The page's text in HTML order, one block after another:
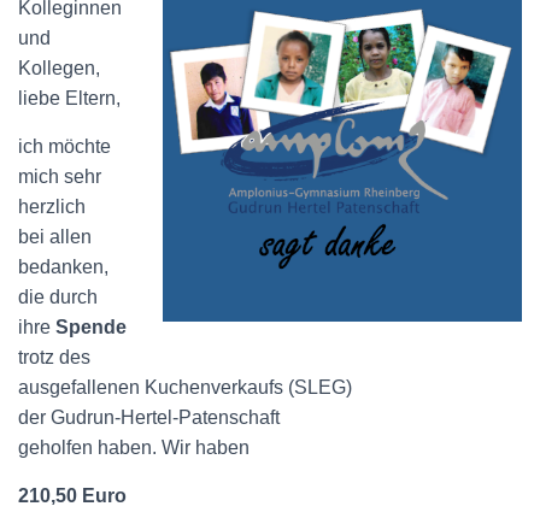
N
Kolleginnen
und
Kollegen,
liebe Eltern,
ich möchte
mich sehr
herzlich
bei allen
bedanken,
die durch
ihre Spende
trotz des
ausgefallenen Kuchenverkaufs (SLEG)
der Gudrun-Hertel-Patenschaft
geholfen haben. Wir haben
210,50 Euro